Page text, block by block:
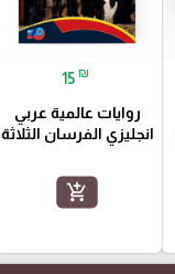
15 ₪
روايات عالمية عربي
انجليزي الفرسان الثلاثة
add_shopping_cart